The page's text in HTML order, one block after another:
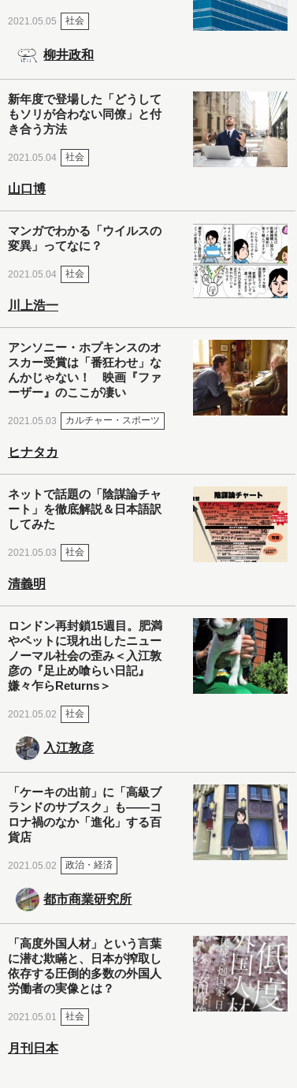
2021.05.05 社会
柳井政和
新年度で登場した「どうして
もソリが合わない同僚」と付
き合う方法
2021.05.04 社会
山口博
マンガでわかる「ウイルスの
変異」ってなに？
2021.05.04 社会
川上浩一
アンソニー・ホプキンスのオ
スカー受賞は「番狂わせ」な
んかじゃない！ 映画『ファ
ーザー』のここが凄い
2021.05.03 カルチャー・スポーツ
ヒナタカ
ネットで話題の「陰謀論チャ
ート」を徹底解説＆日本語訳
してみた
2021.05.03 社会
清義明
ロンドン再封鎖15週目。肥満
やペットに現れ出したニュー
ノーマル社会の歪み＜入江敦
彦の『足止め喰らい日記』
嫌々乍らReturns＞
2021.05.02 社会
入江敦彦
「ケーキの出前」に「高級ブ
ランドのサブスク」も――コ
ロナ禍のなか「進化」する百
貨店
2021.05.02 政治・経済
都市商業研究所
「高度外国人材」という言葉
に潜む欺瞞と、日本が搾取し
依存する圧倒的多数の外国人
労働者の実像とは？
2021.05.01 社会
月刊日本